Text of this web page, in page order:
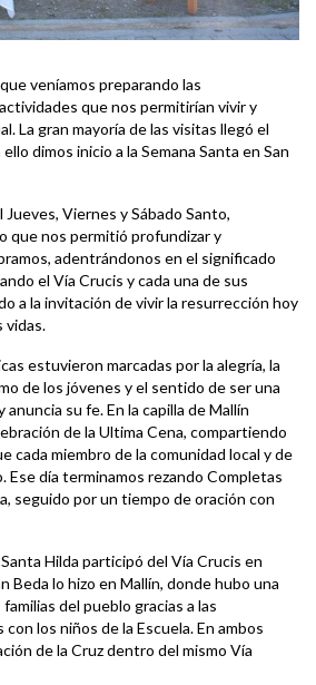
veníamos preparando las
que nos permitirían vivir y
La gran mayoría de las visitas llegó el
dimos inicio a la Semana Santa en San
Viernes y Sábado Santo,
que nos permitió profundizar y
adentrándonos en el significado
el Vía Crucis y cada una de sus
a la invitación de vivir la resurrección hoy
vidas.
estuvieron marcadas por la alegría, la
de los jóvenes y el sentido de ser una
su fe. En la capilla de Mallín
de la Ultima Cena, compartiendo
cada miembro de la comunidad local y de
Ese día terminamos rezando Completas
seguido por un tiempo de oración con
Hilda participó del Vía Crucis en
Beda lo hizo en Mallín, donde hubo una
del pueblo gracias a las
los niños de la Escuela. En ambos
de la Cruz dentro del mismo Vía